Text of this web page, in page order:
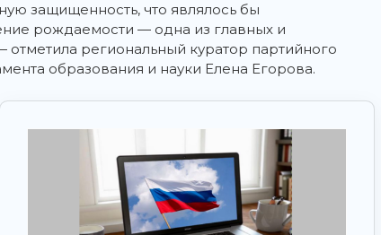
защищенность, что являлось бы
рождаемости — одна из главных и
отметила региональный куратор партийного
образования и науки Елена Егорова.